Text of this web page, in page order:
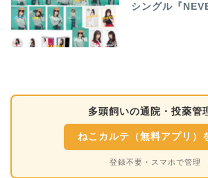
シングル『
多頭飼いの通院・投薬管
ねこカルテ（無料アプリ）
登録不要・スマホで管理